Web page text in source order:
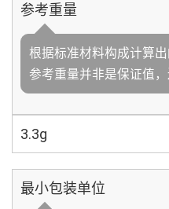
参考重量
根据标准材料构成计算
参考重量并非是保证值，
3.3g
最小包装单位